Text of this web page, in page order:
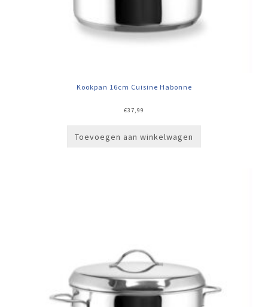
Kookpan 16cm Cuisine Habonne
€37,99
Toevoegen aan winkelwagen